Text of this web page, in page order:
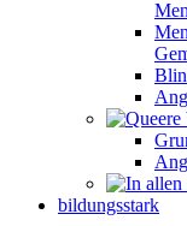
bildungsstark